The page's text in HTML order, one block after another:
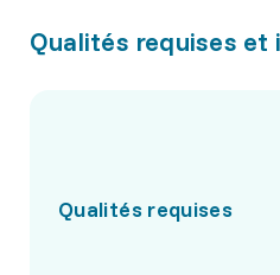
Qualités requises et
Qualités requises